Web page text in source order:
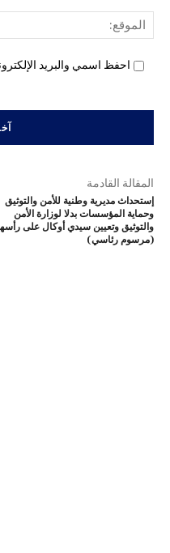
احفظ اسمي والبريد
المقالة القادمة
إستحداث مديرية وطنية للأمن والتوثيق
وحماية المؤسسات بدلا لوزارة الأمن
والتوثيق وتعيين سيدي أوكال على
(مرسوم رئاسي)